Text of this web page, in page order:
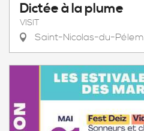
Dictée à la plume
VISIT
Saint-Nicolas-du-Pélem